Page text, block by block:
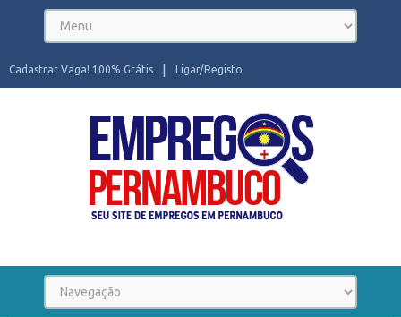
Ligar/Registo
Cadastrar Vaga! 100% Grátis